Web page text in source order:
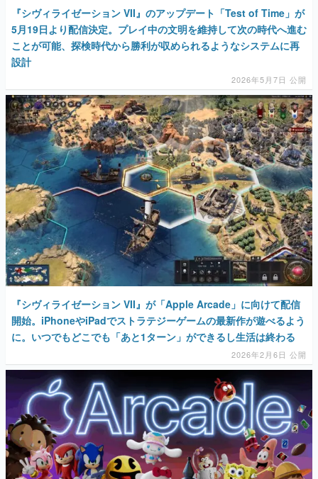
アプリレビュー
その他
電ファミニコゲーマーとは？
運営：株式会社マレ
『シヴィライゼーション VII』のアップデート「Test of Time」が
5月19日より配信決定。プレイ中の文明を維持して次の時代へ進む
ことが可能、探検時代から勝利が収められるようなシステムに再
設計
2026年5月7日 公開
『シヴィライゼーション VII』が「Apple Arcade」に向けて配信
開始。iPhoneやiPadでストラテジーゲームの最新作が遊べるよう
に。いつでもどこでも「あと1ターン」ができるし生活は終わる
2026年2月6日 公開